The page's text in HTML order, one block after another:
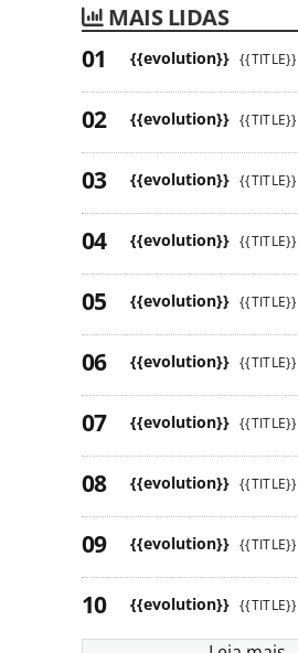
MAIS LIDAS
{{evolution}} {{TITLE}}
{{evolution}} {{TITLE}}
{{evolution}} {{TITLE}}
{{evolution}} {{TITLE}}
{{evolution}} {{TITLE}}
{{evolution}} {{TITLE}}
{{evolution}} {{TITLE}}
{{evolution}} {{TITLE}}
{{evolution}} {{TITLE}}
{{evolution}} {{TITLE}}